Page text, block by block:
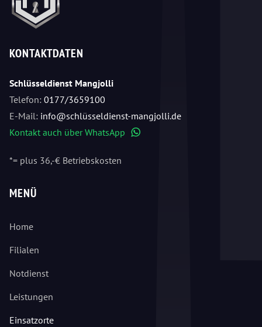
KONTAKTDATEN
Schlüsseldienst Mangjolli
Telefon: 0177/3659100
E-Mail: info@schlüsseldienst-mangjolli.de
Kontakt auch über WhatsApp
*= plus 36,-€ Betriebskosten
MENÜ
Home
Filialen
Notdienst
Leistungen
Einsatzorte